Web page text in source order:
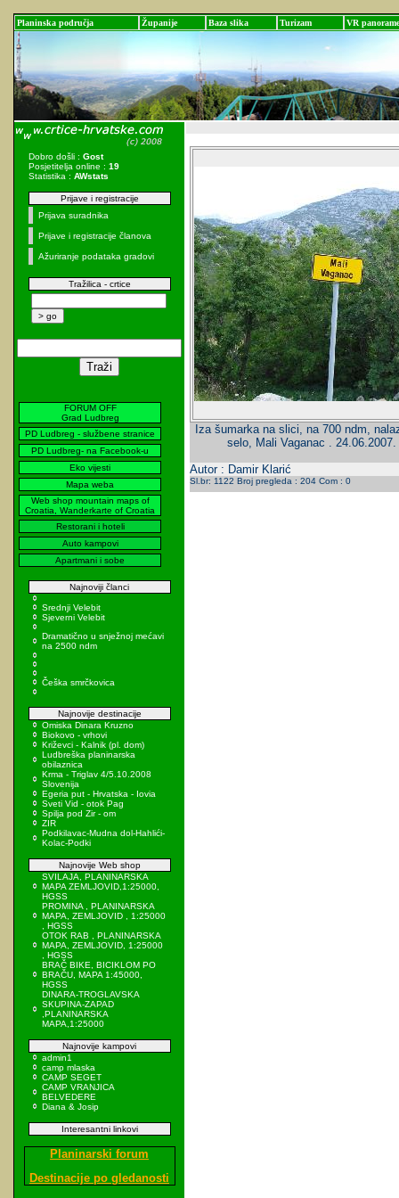
Planinska područja Županije Baza slika Turizam VR panorame
Dobro došli : Gost
Posjetitelja online : 19
Statistika : AWstats
Prijave i registracije
Prijava suradnika
Prijave i registracije članova
Ažuriranje podataka gradovi
Tražilica - crtice
FORUM OFF
Grad Ludbreg
PD Ludbreg - službene stranice
PD Ludbreg- na Facebook-u
Eko vijesti
Mapa weba
Web shop mountain maps of
Croatia, Wanderkarte of Croatia
Restorani i hoteli
Auto kampovi
Apartmani i sobe
Najnoviji članci
Srednji Velebit
Sjeverni Velebit
Dramatično u snježnoj mećavi
na 2500 ndm
Češka smrčkovica
Najnovije destinacije
Omiska Dinara Kruzno
Biokovo - vrhovi
Križevci - Kalnik (pl. dom)
Ludbreška planinarska
obilaznica
Krma - Triglav 4/5.10.2008
Slovenija
Egeria put - Hrvatska - Iovia
Sveti Vid - otok Pag
Spilja pod Zir - om
ZIR
Podkilavac-Mudna dol-Hahlići-
Kolac-Podki
Najnovije Web shop
SVILAJA, PLANINARSKA
MAPA ZEMLJOVID,1:25000,
HGSS
PROMINA , PLANINARSKA
MAPA, ZEMLJOVID , 1:25000
, HGSS
OTOK RAB , PLANINARSKA
MAPA, ZEMLJOVID, 1:25000
, HGSS
BRAČ BIKE, BICIKLOM PO
BRAČU, MAPA 1:45000,
HGSS
DINARA-TROGLAVSKA
SKUPINA-ZAPAD
,PLANINARSKA
MAPA,1:25000
Najnovije kampovi
admin1
camp mlaska
CAMP SEGET
CAMP VRANJICA
BELVEDERE
Diana & Josip
Interesantni linkovi
Planinarski forum
Destinacije po gledanosti
Iza šumarka na slici, na 700 ndm,
selo, Mali Vaganac .
Autor : Damir Klarić
Sl.br: 1122 Broj pregleda : 204 Com : 0